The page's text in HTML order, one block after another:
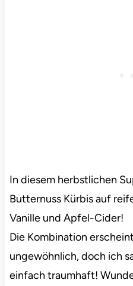
In diesem herbstlichen
Butternuss Kürbis auf
Vanille und Apfel-Cider!
Die Kombination
ungewöhnlich, doch ich
einfach traumhaft!